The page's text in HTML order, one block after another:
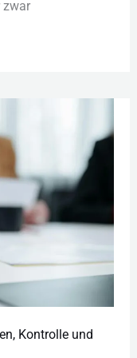
zwa︇r
Kontrolle und